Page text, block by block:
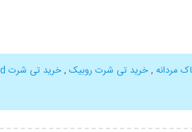
مردانه ,خرید تی شرت روبیک ,